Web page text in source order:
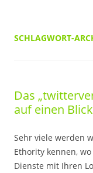
SCHLAGWORT-
Das
auf einen Blick
Sehr viele werden
Ethority kennen,
Dienste mit Ihren